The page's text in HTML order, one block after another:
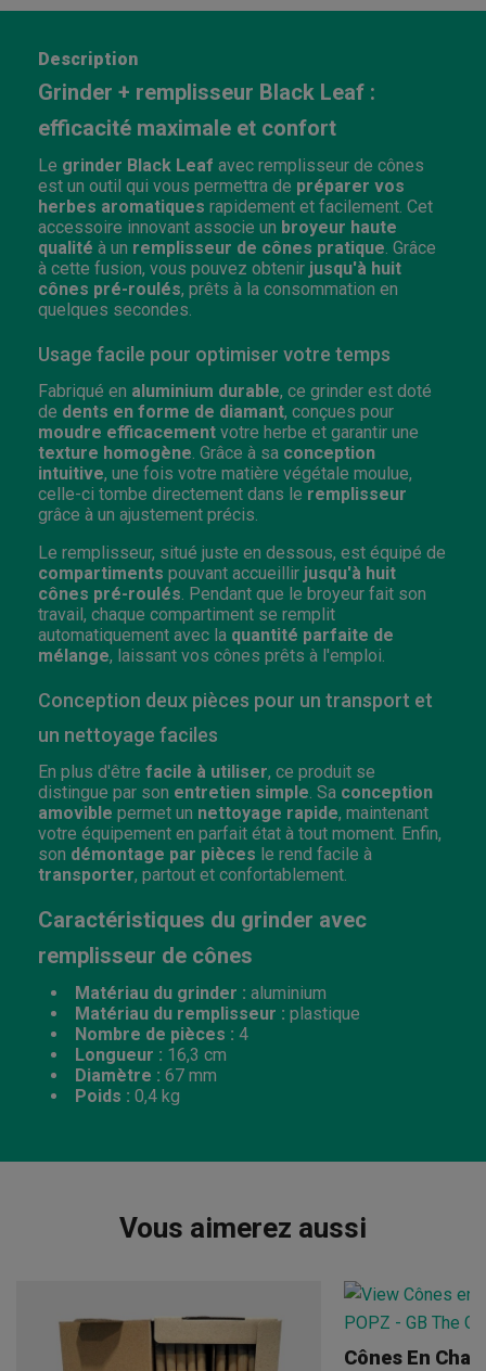
Description
Grinder + remplisseur Black Leaf :
efficacité maximale et confort
Le grinder Black Leaf avec remplisseur de cônes
est un outil qui vous permettra de préparer vos
herbes aromatiques rapidement et facilement. Cet
accessoire innovant associe un broyeur haute
qualité à un remplisseur de cônes pratique . Grâce
à cette fusion, vous pouvez obtenir jusqu'à huit
cônes pré-roulés, prêts à la consommation en
quelques secondes.
Usage facile pour optimiser votre temps
Fabriqué en aluminium durable, ce grinder est doté
de dents en forme de diamant, conçues pour
moudre efficacement votre herbe et garantir une
texture homogène . Grâce à sa conception
intuitive, une fois votre matière végétale moulue,
celle-ci tombe directement dans le remplisseur
grâce à un ajustement précis.
Le remplisseur, situé juste en dessous, est équipé de
compartiments pouvant accueillir jusqu'à huit
cônes pré-roulés . Pendant que le broyeur fait son
travail, chaque compartiment se remplit
automatiquement avec la quantité parfaite de
mélange, laissant vos cônes prêts à l'emploi.
Conception deux pièces pour un transport et
un nettoyage faciles
En plus d'être facile à utiliser, ce produit se
distingue par son entretien simple . Sa conception
amovible permet un nettoyage rapide, maintenant
votre équipement en parfait état à tout moment. Enfin,
son démontage par pièces le rend facile à
transporter, partout et confortablement.
Caractéristiques du grinder avec
remplisseur de cônes
Matériau du grinder : aluminium
Matériau du remplisseur : plastique
Nombre de pièces : 4
Longueur : 16,3 cm
Diamètre : 67 mm
Poids : 0,4 kg
Vous aimerez aussi